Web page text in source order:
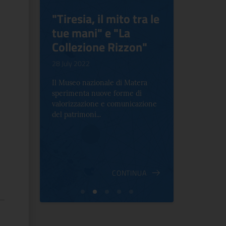
"Tiresia, il mito tra le
tue mani" e "La
Collezione Rizzon"
28 July 2022
Il Museo nazionale di Matera
sperimenta nuove forme di
valorizzazione e comunicazione
del patrimoni...
CONTINUA